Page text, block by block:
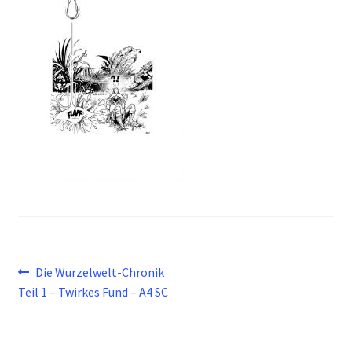
Beitragsnavigation
Vorheriger
Beitrag:
Die Wurzelwelt-Chronik
Teil 1 – Twirkes Fund – A4 SC